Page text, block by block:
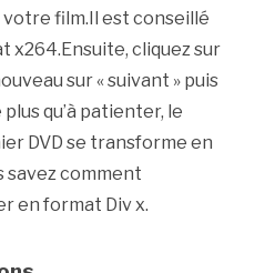
film.Il est conseillé
x264.Ensuite, cliquez sur
sur « suivant » puis
qu’à patienter, le
DVD se transforme en
savez comment
en format Div x.